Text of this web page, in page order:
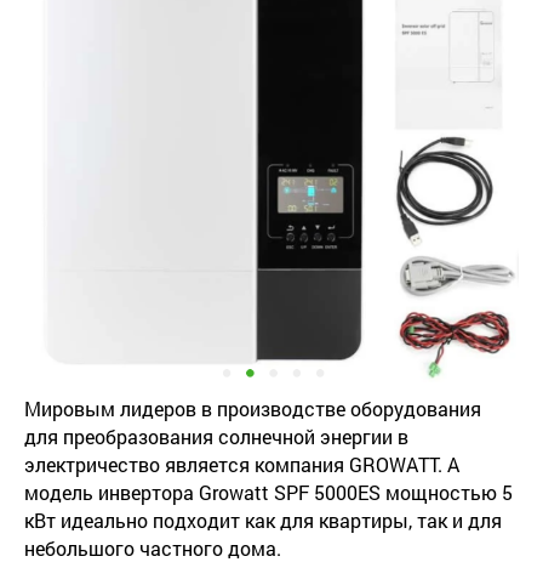
Мировым лидеров в производстве оборудования
для преобразования солнечной энергии в
электричество является компания GROWATT. А
модель инвертора Growatt SPF 5000ES мощностью 5
кВт идеально подходит как для квартиры, так и для
небольшого частного дома.